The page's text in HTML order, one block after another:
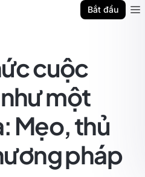
Bắt đầu
cuộc
một
Mẹo, thủ
pháp